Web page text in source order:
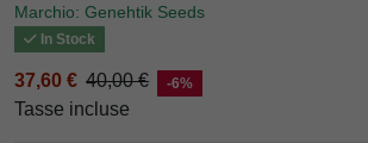
Marchio: Genehtik Seeds
In Stock
37,60 € 40,00 € -6%
Tasse incluse